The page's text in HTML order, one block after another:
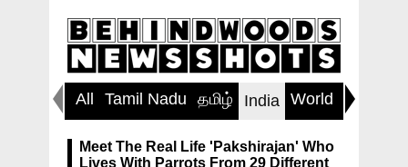
All Tamil Nadu தமிழ் India World
Meet The Real Life 'Pakshirajan' Who
Lives With Parrots From 29 Different